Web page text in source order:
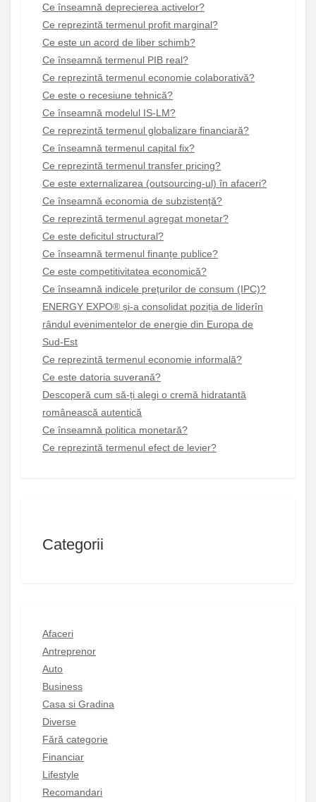
Ce înseamnă deprecierea activelor?
Ce reprezintă termenul profit marginal?
Ce este un acord de liber schimb?
Ce înseamnă termenul PIB real?
Ce reprezintă termenul economie colaborativă?
Ce este o recesiune tehnică?
Ce înseamnă modelul IS-LM?
Ce reprezintă termenul globalizare financiară?
Ce înseamnă termenul capital fix?
Ce reprezintă termenul transfer pricing?
Ce este externalizarea (outsourcing-ul) în afaceri?
Ce înseamnă economia de subzistență?
Ce reprezintă termenul agregat monetar?
Ce este deficitul structural?
Ce înseamnă termenul finanțe publice?
Ce este competitivitatea economică?
Ce înseamnă indicele prețurilor de consum (IPC)?
ENERGY EXPO® și-a consolidat poziția de liderîn
rândul evenimentelor de energie din Europa de
Sud-Est
Ce reprezintă termenul economie informală?
Ce este datoria suverană?
Descoperă cum să-ți alegi o cremă hidratantă
românească autentică
Ce înseamnă politica monetară?
Ce reprezintă termenul efect de levier?
Categorii
Afaceri
Antreprenor
Auto
Business
Casa si Gradina
Diverse
Fără categorie
Financiar
Lifestyle
Recomandari